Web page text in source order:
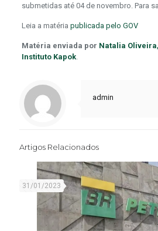
submetidas até 04 de novembro. Para
Leia a matéria publicada pelo GOV
Matéria enviada por Natalia
Instituto Kapok.
admin
Artigos Relacionados
31/01/2023